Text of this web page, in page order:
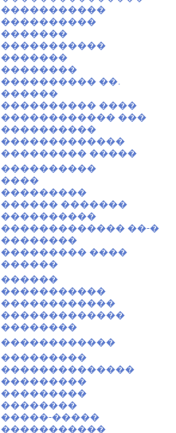
�����������
����������
�������
�����������
�������
��������
���������� ��.
������
���������� ����
������������ ���
����������
�������������
��������� �����
����������
����
���������
������ �������
����������
������������� ��-�
��������
��������� ����
������
������
�����������
������������
�������������
��������
������������
���������
��������������
���������
���������
��������
�����-�����
�����������